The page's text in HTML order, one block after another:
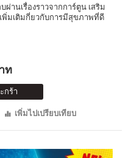
านเรื่องราวจากการ์ตูน เสริม
พิ่มเติมกี่ยวกับการมีสุขภาพที่ดี
ท
กร้า
เพิ่มไปเปรียบเทียบ